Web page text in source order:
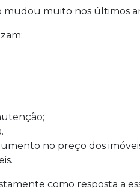
mudou muito nos últimos
no preço dos
como resposta a